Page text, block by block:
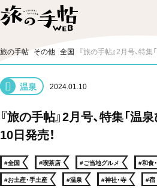
旅の手帖 その他 全国 『旅の手帖』2月号、特
温泉 2024.01.10
『旅の手帖』2月号、特集「温
10日発売！
#全国 #喫茶店 #ご当地グルメ #和食
#お土産・手土産
#温泉 #神社・寺 #宿
温泉
グルメ
街歩き
ニュース
新着記事